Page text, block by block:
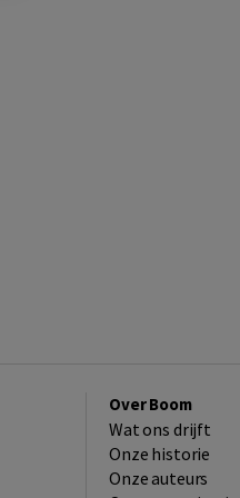
Over Boom
Wat ons drijft
Onze historie
Onze auteurs